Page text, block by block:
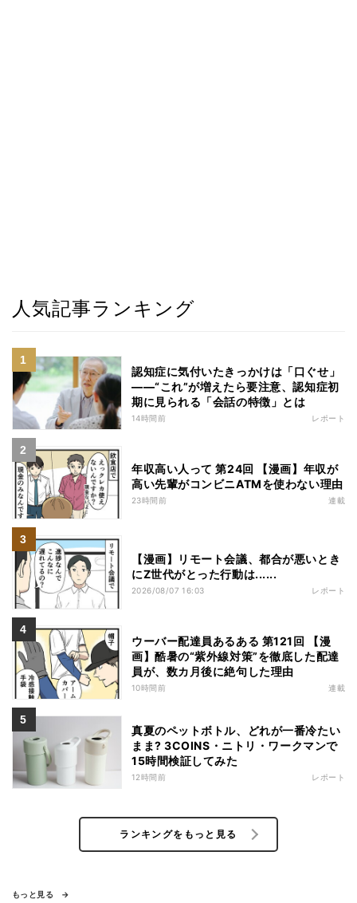
人気記事ランキング
認知症に気付いたきっかけは「口ぐせ」
――“これ”が増えたら要注意、認知症初
期に見られる「会話の特徴」とは
14時間前 レポート
年収高い人って 第24回 【漫画】年収が
高い先輩がコンビニATMを使わない理由
23時間前 連載
【漫画】リモート会議、都合が悪いとき
にZ世代がとった行動は......
2026/08/07 16:03 レポート
ウーバー配達員あるある 第121回 【漫
画】酷暑の“紫外線対策”を徹底した配達
員が、数カ月後に絶句した理由
10時間前 連載
真夏のペットボトル、どれが一番冷たい
まま? 3COINS・ニトリ・ワークマンで
15時間検証してみた
12時間前 レポート
ランキングをもっと見る
もっと見る